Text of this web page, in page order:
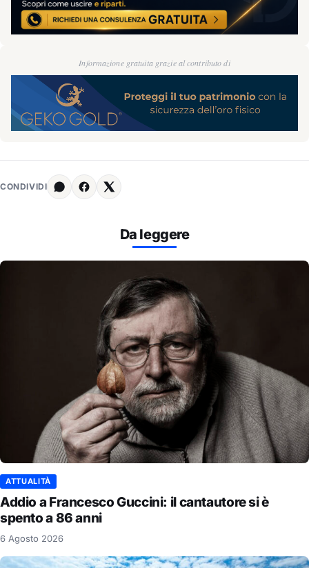
Informazione gratuita grazie al contributo di
CONDIVIDI
Da leggere
ATTUALITÀ
Addio a Francesco Guccini: il cantautore si è
spento a 86 anni
6 Agosto 2026